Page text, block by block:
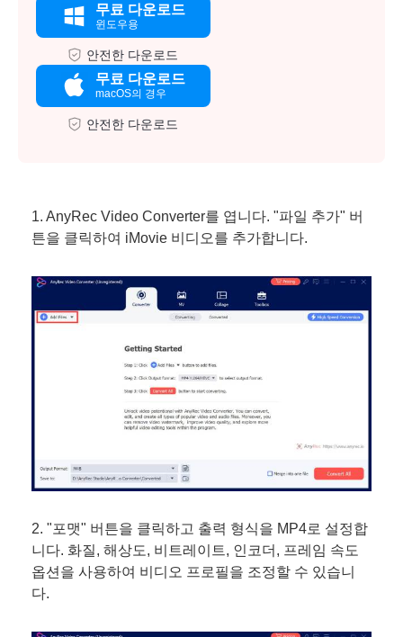
무료 다운로드
윈도우용
안전한 다운로드
무료 다운로드
macOS의 경우
안전한 다운로드
1. AnyRec Video Converter를 엽니다. "파일 추가" 버
튼을 클릭하여 iMovie 비디오를 추가합니다.
2. "포맷" 버튼을 클릭하고 출력 형식을 MP4로 설정합
니다. 화질, 해상도, 비트레이트, 인코더, 프레임 속도
옵션을 사용하여 비디오 프로필을 조정할 수 있습니
다.